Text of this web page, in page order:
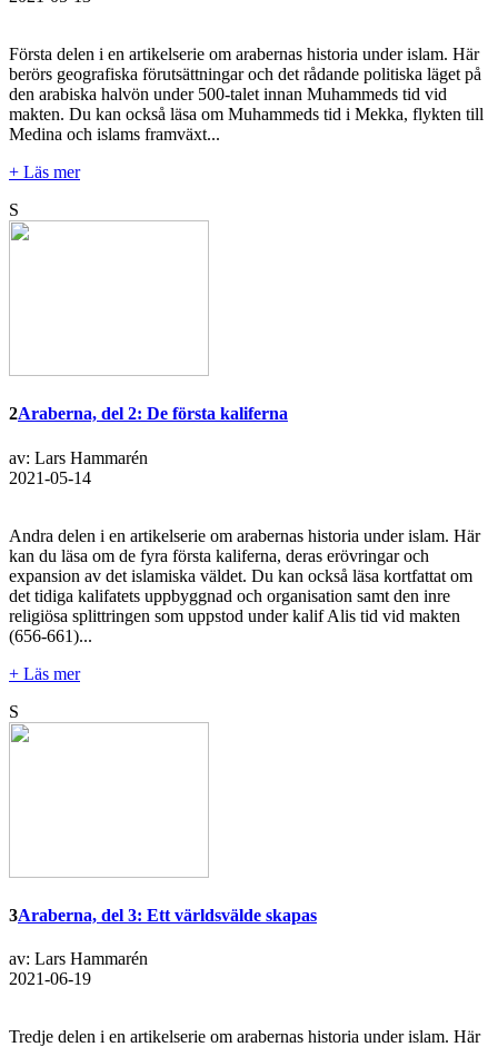
Första delen i en artikelserie om arabernas historia under islam. Här
berörs geografiska förutsättningar och det rådande politiska läget på
den arabiska halvön under 500-talet innan Muhammeds tid vid
makten. Du kan också läsa om Muhammeds tid i Mekka, flykten till
Medina och islams framväxt...
+ Läs mer
S
2Araberna, del 2: De första kaliferna
av: Lars Hammarén
2021-05-14
Andra delen i en artikelserie om arabernas historia under islam. Här
kan du läsa om de fyra första kaliferna, deras erövringar och
expansion av det islamiska väldet. Du kan också läsa kortfattat om
det tidiga kalifatets uppbyggnad och organisation samt den inre
religiösa splittringen som uppstod under kalif Alis tid vid makten
(656-661)...
+ Läs mer
S
3Araberna, del 3: Ett världsvälde skapas
av: Lars Hammarén
2021-06-19
Tredje delen i en artikelserie om arabernas historia under islam. Här